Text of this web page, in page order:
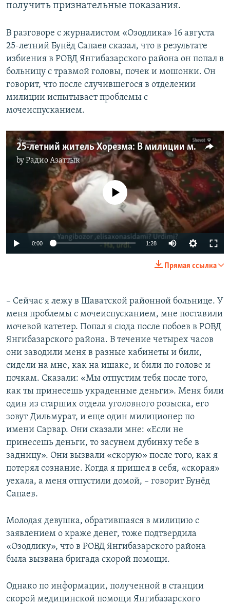
получить признательные показания.
В разговоре с журналистом «Озодлика» 16 августа
25-летний Бунёд Сапаев сказал, что в результате
избиения в РОВД Янгибазарского района он попал в
больницу с травмой головы, почек и мошонки. Он
говорит, что после случившегося в отделении
милиции испытывает проблемы с
мочеиспусканием.
25-летний житель Хорезма: В милиции меня били и угрожали изнасиловать дубинкой
byРадио Азаттык
No media source currently available
0:00 1:28
Прямая ссылка
– Сейчас я лежу в Шаватской районной больнице. У
меня проблемы с мочеиспусканием, мне поставили
мочевой катетер. Попал я сюда после побоев в РОВД
Янгибазарского района. В течение четырех часов
они заводили меня в разные кабинеты и били,
сидели на мне, как на ишаке, и били по голове и
почкам. Сказали: «Мы отпустим тебя после того,
как ты принесешь украденные деньги». Меня били
один из старших отдела уголовного розыска, его
зовут Дильмурат, и еще один милиционер по
имени Сарвар. Они сказали мне: «Если не
принесешь деньги, то засунем дубинку тебе в
задницу». Они вызвали «скорую» после того, как я
потерял сознание. Когда я пришел в себя, «скорая»
уехала, а меня отпустили домой, – говорит Бунёд
Сапаев.
Молодая девушка, обратившаяся в милицию с
заявлением о краже денег, тоже подтвердила
«Озодлику», что в РОВД Янгибазарского района
была вызвана бригада скорой помощи.
Однако по информации, полученной в станции
скорой медицинской помощи Янгибазарского